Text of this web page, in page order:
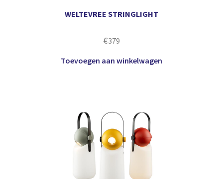
WELTEVREE STRINGLIGHT
€379
Toevoegen aan winkelwagen